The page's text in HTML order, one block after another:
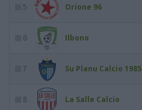
5 Orione 96
6 Ilbono
7 Su Planu Calcio 1985
8 La Salle Calcio